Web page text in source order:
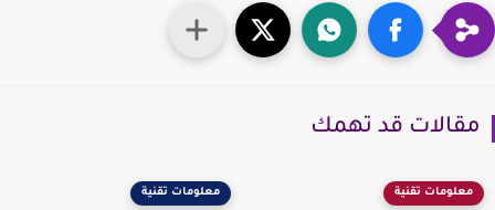
قد تهمك
معلومات تقنية معلومات تقنية